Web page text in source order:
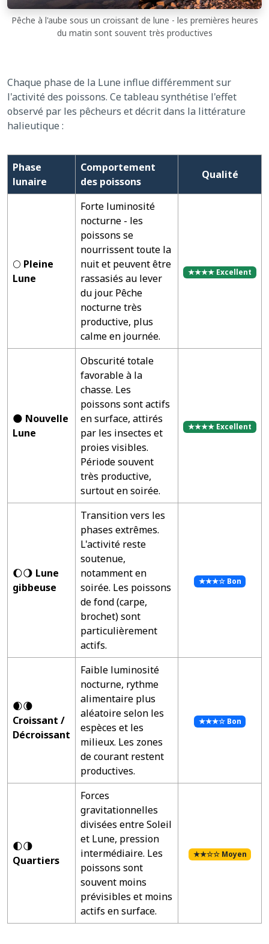
Pêche à l'aube sous un croissant de lune - les premières heures
du matin sont souvent très productives
Chaque phase de la Lune influe différemment sur
l'activité des poissons. Ce tableau synthétise l'effet
observé par les pêcheurs et décrit dans la littérature
halieutique :
Phase
lunaire
Comportement
des poissons
Qualité
🌕 Pleine
Lune
Forte luminosité
nocturne - les
poissons se
nourrissent toute la
nuit et peuvent être
rassasiés au lever
du jour. Pêche
nocturne très
productive, plus
calme en journée.
★★★★ Excellent
🌑 Nouvelle
Lune
Obscurité totale
favorable à la
chasse. Les
poissons sont actifs
en surface, attirés
par les insectes et
proies visibles.
Période souvent
très productive,
surtout en soirée.
★★★★ Excellent
🌔🌖 Lune
gibbeuse
Transition vers les
phases extrêmes.
L'activité reste
soutenue,
notamment en
soirée. Les poissons
de fond (carpe,
brochet) sont
particulièrement
actifs.
★★★☆ Bon
🌒🌘
Croissant /
Décroissant
Faible luminosité
nocturne, rythme
alimentaire plus
aléatoire selon les
espèces et les
milieux. Les zones
de courant restent
productives.
★★★☆ Bon
🌓🌗
Quartiers
Forces
gravitationnelles
divisées entre Soleil
et Lune, pression
intermédiaire. Les
poissons sont
souvent moins
prévisibles et moins
actifs en surface.
★★☆☆ Moyen